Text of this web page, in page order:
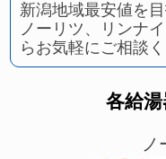
新潟地域最安値を目
ノーリツ、リンナ
らお気軽にご相談く
各給
ノ